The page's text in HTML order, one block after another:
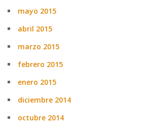
mayo 2015
abril 2015
marzo 2015
febrero 2015
enero 2015
diciembre 2014
octubre 2014